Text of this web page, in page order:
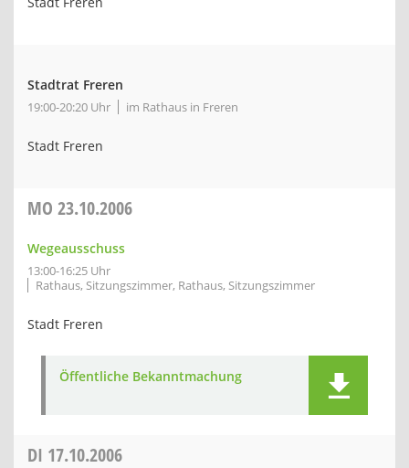
Stadtrat Freren
19:00-20:20 Uhr im Rathaus in Freren
Stadt Freren
MO 23.10.2006
Wegeausschuss
13:00-16:25 Uhr
Rathaus, Sitzungszimmer, Rathaus, Sitzungszimmer
Stadt Freren
Öffentliche Bekanntmachung
DI 17.10.2006